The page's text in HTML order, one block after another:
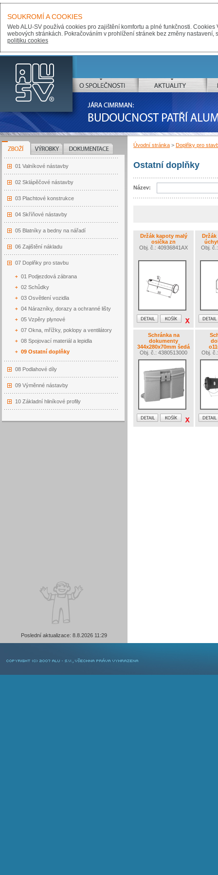
ALU-SV
O SPOLEČNOSTI AKTUALITY
JÁRA CIMRMAN:
BUDOUCNOST PATŘÍ ALUMINIU
Poslední aktualizace: 8.8.2026 11:29
ZBOŽÍ
01 Valníkové nástavby
02 Sklápěčové nástavby
03 Plachtové konstrukce
04 Skříňové nástavby
05 Blatníky a bedny na nářadí
06 Zajištění nákladu
07 Doplňky pro stavbu
01 Podjezdová zábrana
02 Schůdky
03 Osvětlení vozidla
04 Nárazníky, dorazy a ochranné lišty
05 Vzpěry plynové
07 Okna, mřížky, poklopy a ventilátory
08 Spojovací materiál a lepidla
09 Ostatní doplňky
08 Podlahové díly
09 Výměnné nástavby
10 Základní hliníkové profily
VÝROBKY DOKUMENTACE
Úvodní stránka > Doplňky pro
Ostatní doplňky
Název:
Držák kapoty malý
osička zn
Obj. č.: 40936841AX
Držák
Obj.
Schránka na
dokumenty
344x280x70mm šedá
Obj. č.: 4380513000
Obj.
COPYRIGHT © 2007 ALU-SV, VŠECHNA PRÁVA VYHRAZENA
SOUKROMÍ A COOKIES
Web ALU-SV používá cookies pro zajištění komfortu a plné funkčnosti.
webových stránkách. Pokračováním v prohlížení stránek bez změny
politiku cookies